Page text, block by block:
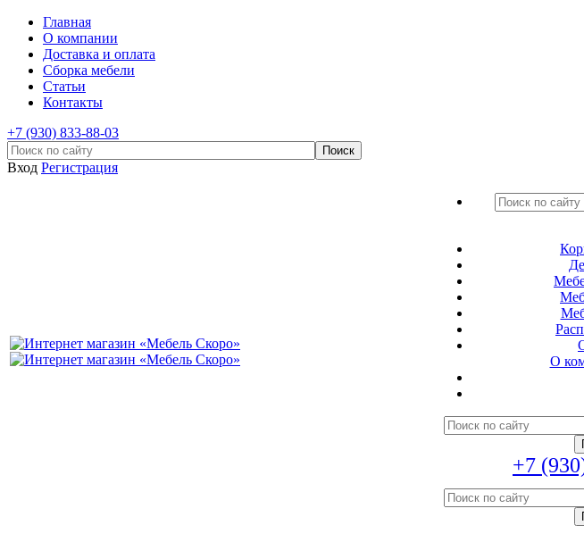
Главная
О компании
Доставка и оплата
Сборка мебели
Статьи
Контакты
+7 (930) 833-88-03
Вход Регистрация
О
+7